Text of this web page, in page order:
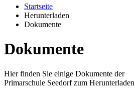
Startseite
Herunterladen
Dokumente
Dokumente
Hier finden Sie einige Dokumente der
Primarschule Seedorf zum